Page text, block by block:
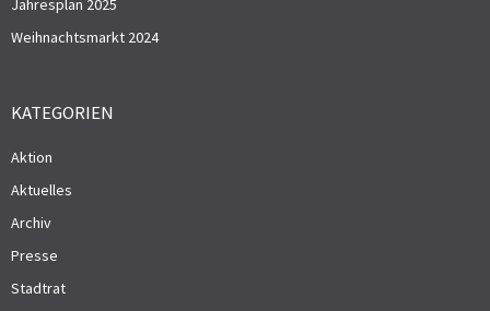
Jahresplan 2025
Weihnachtsmarkt 2024
KATEGORIEN
Aktion
Aktuelles
Archiv
Presse
Stadtrat